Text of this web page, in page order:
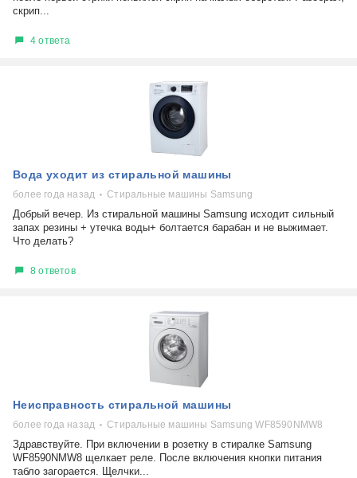
скрип...
4 ответа
Вода уходит из стиральной машины
более года назад Стиральные машины Samsung
Добрый вечер. Из стиральной машины Samsung исходит сильный
запах резины + утечка воды+ болтается барабан и не выжимает.
Что делать?
8 ответов
Неисправность стиральной машины
более года назад Стиральные машины Samsung WF8590NMW8
Здравствуйте. При включении в розетку в стиралке Samsung
WF8590NMW8 щелкает реле. После включения кнопки питания
табло загорается. Щелчки...